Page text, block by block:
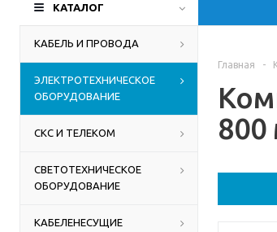
Контакты
КАТАЛОГ
КАБЕЛЬ И ПРОВОДА
ЭЛЕКТРОТЕХНИЧЕСКОЕ
ОБОРУДОВАНИЕ
СКС И ТЕЛЕКОМ
СВЕТОТЕХНИЧЕСКОЕ
ОБОРУДОВАНИЕ
КАБЕЛЕНЕСУЩИЕ
Главная -
800